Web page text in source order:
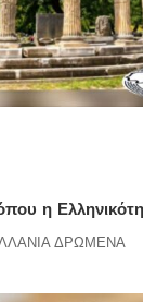
η
ΔΡΩΜΕΝΑ